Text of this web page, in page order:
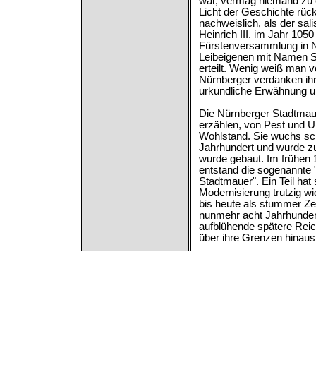
Licht der Geschichte
nachweislich, als der
Heinrich III. im Jahr
Fürstenversammlung in
Leibeigenen mit Namen
erteilt. Wenig weiß man
Nürnberger verdanken
urkundliche Erwähnung
Die Nürnberger
erzählen, von Pest und
Wohlstand. Sie wuchs
Jahrhundert und wurde
wurde gebaut. Im frühen
entstand die sogenannte
Stadtmauer". Ein Teil hat
Modernisierung trutzig
bis heute als stummer
nunmehr acht
aufblühende spätere
über ihre Grenzen